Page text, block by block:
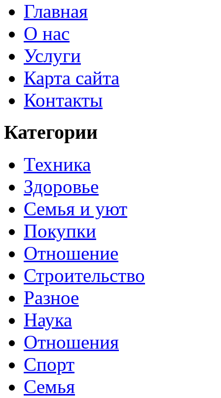
Главная
О нас
Услуги
Карта сайта
Контакты
Категории
Техника
Здоровье
Семья и уют
Покупки
Отношение
Строительство
Разное
Наука
Отношения
Спорт
Семья